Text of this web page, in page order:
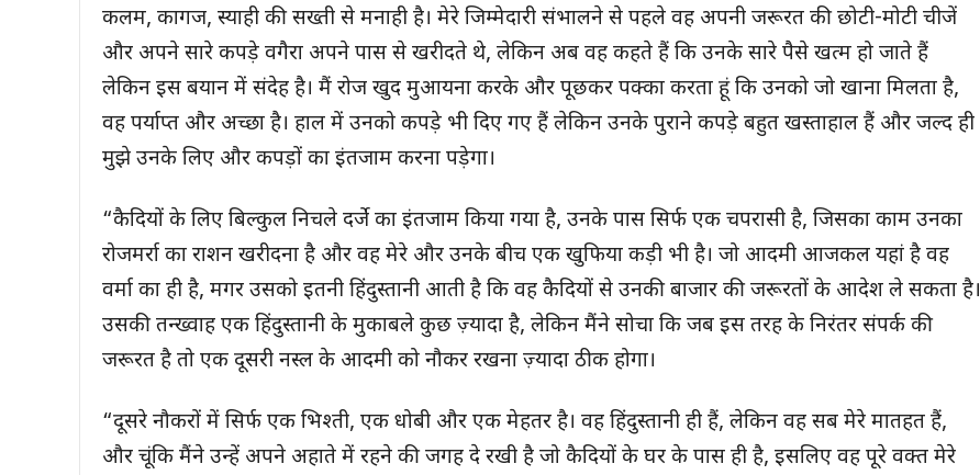
कलम, कागज, स्याही की सख्ती से मनाही है। मेरे जिम्मेदारी संभालने से पहले वह अपनी जरूरत की छोटी-मोटी चीजें
और अपने सारे कपड़े वगैरा अपने पास से खरीदते थे, लेकिन अब वह कहते हैं कि उनके सारे पैसे खत्म हो जाते हैं
लेकिन इस बयान में संदेह है। मैं रोज खुद मुआयना करके और पूछकर पक्का करता हूं कि उनको जो खाना मिलता है,
वह पर्याप्त और अच्छा है। हाल में उनको कपड़े भी दिए गए हैं लेकिन उनके पुराने कपड़े बहुत खस्ताहाल हैं और जल्द ही
मुझे उनके लिए और कपड़ों का इंतजाम करना पड़ेगा।
“कैदियों के लिए बिल्कुल निचले दर्जे का इंतजाम किया गया है, उनके पास सिर्फ एक चपरासी है, जिसका काम उनका
रोजमर्रा का राशन खरीदना है और वह मेरे और उनके बीच एक खुफिया कड़ी भी है। जो आदमी आजकल यहां है वह
वर्मा का ही है, मगर उसको इतनी हिंदुस्तानी आती है कि वह कैदियों से उनकी बाजार की जरूरतों के आदेश ले सकता है।
उसकी तन्ख्वाह एक हिंदुस्तानी के मुकाबले कुछ ज़्यादा है, लेकिन मैंने सोचा कि जब इस तरह के निरंतर संपर्क की
जरूरत है तो एक दूसरी नस्ल के आदमी को नौकर रखना ज़्यादा ठीक होगा।
“दूसरे नौकरों में सिर्फ एक भिश्ती, एक धोबी और एक मेहतर है। वह हिंदुस्तानी ही हैं, लेकिन वह सब मेरे मातहत हैं,
और चूंकि मैंने उन्हें अपने अहाते में रहने की जगह दे रखी है जो कैदियों के घर के पास ही है, इसलिए वह पूरे वक्त मेरे